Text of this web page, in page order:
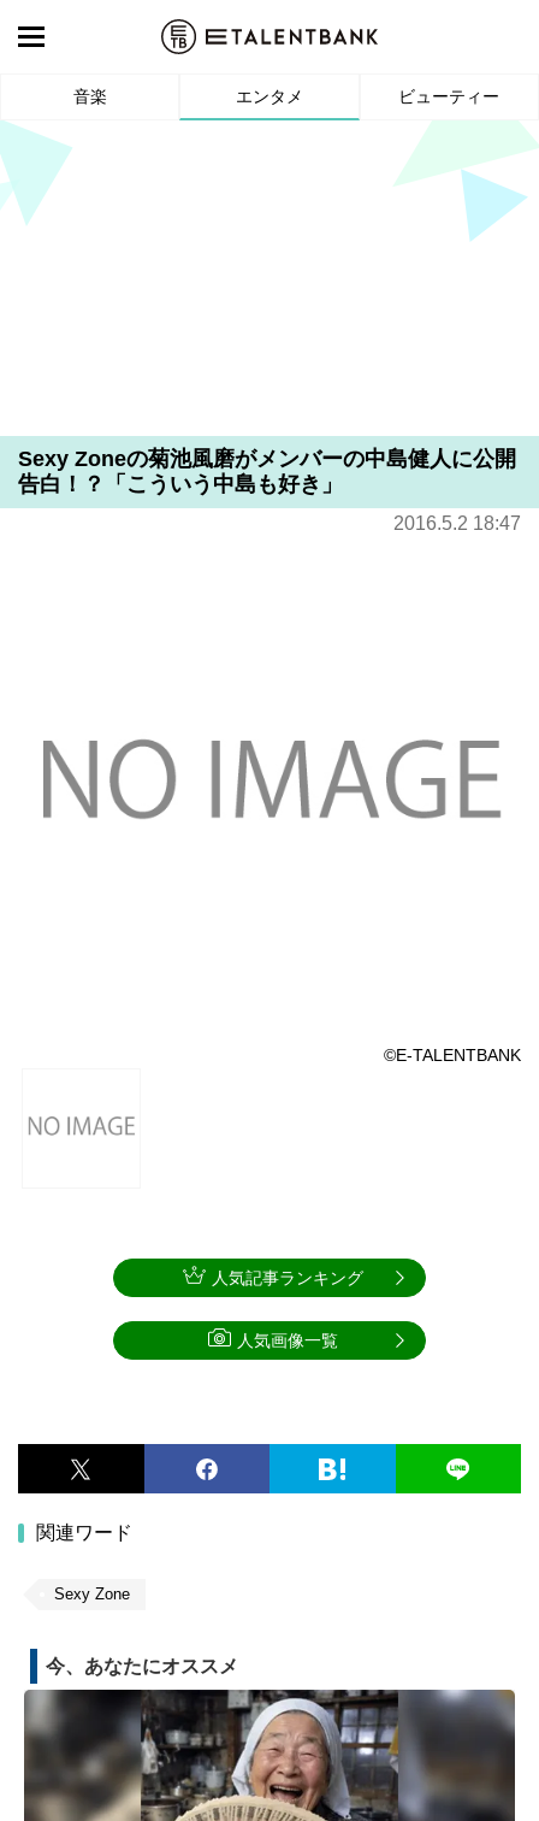
音楽 エンタメ ビューティー
Sexy Zoneの菊池風磨がメンバーの中島健人に公開
告白！？「こういう中島も好き」
2016.5.2 18:47
©E-TALENTBANK
関連ワード
Sexy Zone
人気記事ランキング
人気画像一覧
今、あなたにオススメ